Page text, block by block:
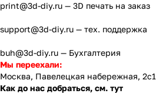
print@3d-diy.ru — 3D печать на заказ
support@3d-diy.ru — тех. поддержка
buh@3d-diy.ru — Бухгалтерия
Мы переехали:
Москва, Павелецкая набережная, 2с1
Как до нас добраться, см. тут